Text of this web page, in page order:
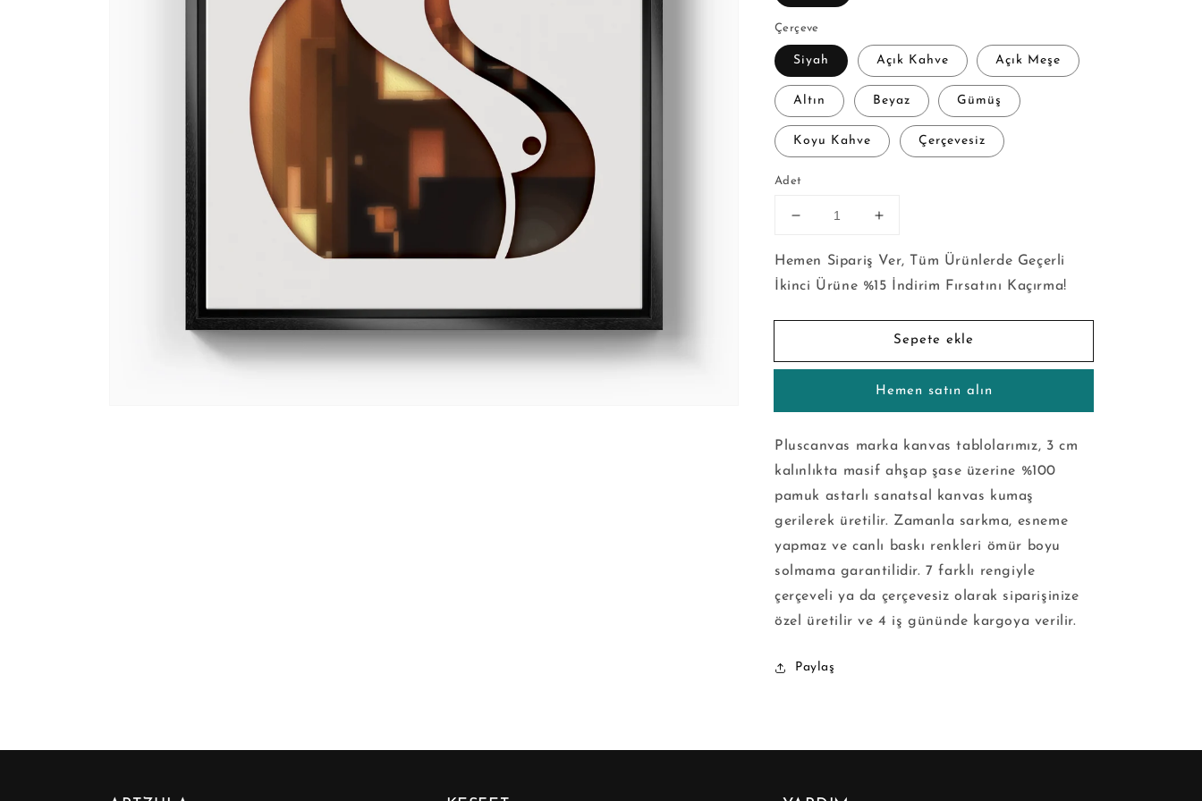
Çerçeve
Siyah Açık Kahve Açık Meşe
Altın Beyaz Gümüş
Koyu Kahve Çerçevesiz
Adet
Kanvas
Tablo
adedi
Kuğu
Kanvas
Tablo
adedi
artırın
Hemen Sipariş Ver, Tüm Ürünlerde Geçerli
İkinci Ürüne %15 İndirim Fırsatını Kaçırma!
Sepete ekle
Hemen satın alın
Pluscanvas marka kanvas tablolarımız, 3 cm
kalınlıkta masif ahşap şase üzerine %100
pamuk astarlı sanatsal kanvas kumaş
gerilerek üretilir. Zamanla sarkma, esneme
yapmaz ve canlı baskı renkleri ömür boyu
solmama garantilidir. 7 farklı rengiyle
çerçeveli ya da çerçevesiz olarak siparişinize
özel üretilir ve 4 iş gününde kargoya verilir.
Paylaş